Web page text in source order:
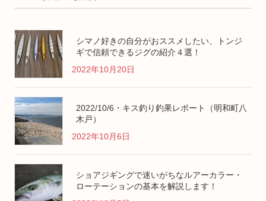
シマノ好きの自分がおススメしたい、トンジ
ギで信頼できるジグの紹介４選！
2022年10月20日
2022/10/6・キス釣り釣果レポート（明和町八
木戸）
2022年10月6日
ショアジギングで迷いがちなルアーカラー・
ローテーションの基本を解説します！